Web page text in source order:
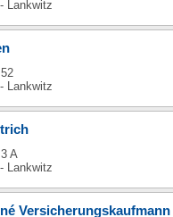
Lankwitz
Lankwitz
A
Lankwitz
Versicherungskaufmann